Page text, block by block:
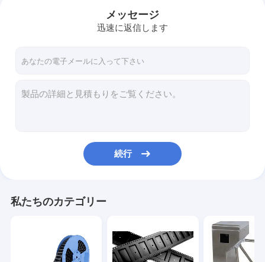
メッセージ
迅速に返信します
続行
私たちのカテゴリー